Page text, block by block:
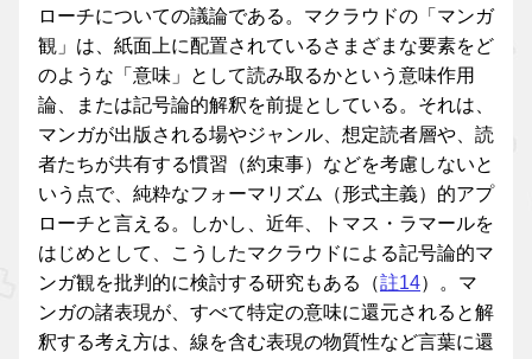
ローチについての議論である。マクラウドの「マンガ
観」は、紙面上に配置されているさまざまな要素をど
のような「意味」として読み取るかという意味作用
論、または記号論的解釈を前提としている。それは、
マンガが出版される場やジャンル、想定読者層や、読
者たちが共有する慣習（約束事）などを考慮しないと
いう点で、純粋なフォーマリズム（形式主義）的アプ
ローチと言える。しかし、近年、トマス・ラマールを
はじめとして、こうしたマクラウドによる記号論的マ
ンガ観を批判的に検討する研究もある（註14）。マ
ンガの諸表現が、すべて特定の意味に還元されると解
釈する考え方は、線を含む表現の物質性など言葉に還